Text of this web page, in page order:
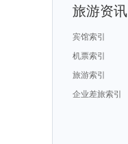
旅游资讯
宾馆索引
机票索引
旅游索引
企业差旅索引